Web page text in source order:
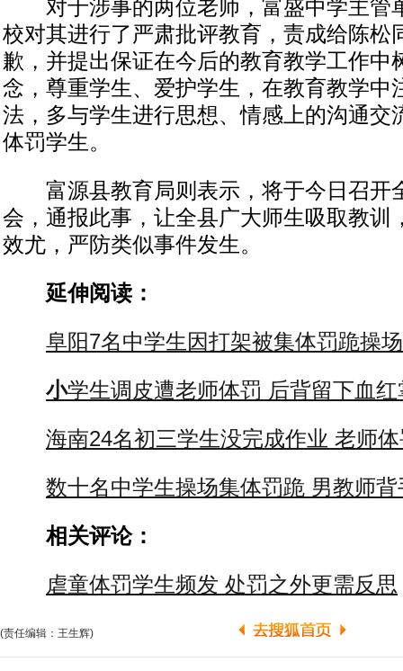
对于涉事的两位老师，富盛中学主管
校对其进行了严肃批评教育，责成给陈松
歉，并提出保证在今后的教育教学工作中
念，尊重学生、爱护学生，在教育教学中
法，多与学生进行思想、情感上的沟通交
体罚学生。
富源县教育局则表示，将于今日召开
会，通报此事，让全县广大师生吸取教训
效尤，严防类似事件发生。
延伸阅读：
阜阳7名中学生因打架被集体罚跪操
小学生调皮遭老师体罚 后背留下血
海南24名初三学生没完成作业 老师
数十名中学生操场集体罚跪 男教师
相关评论：
虐童体罚学生频发 处罚之外更需反思
(责任编辑：王生辉)